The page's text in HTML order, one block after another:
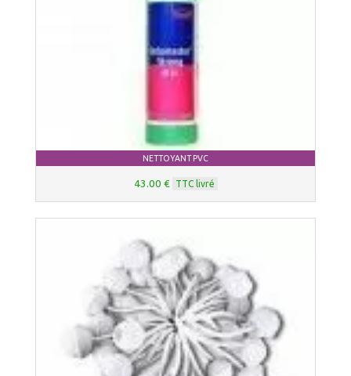
NETTOYANT PVC
43.00 € TTC livré